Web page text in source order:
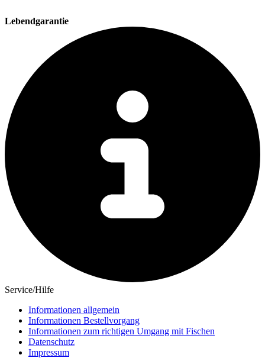
Lebendgarantie
Service/Hilfe
Informationen allgemein
Informationen Bestellvorgang
Informationen zum richtigen Umgang mit Fischen
Datenschutz
Impressum